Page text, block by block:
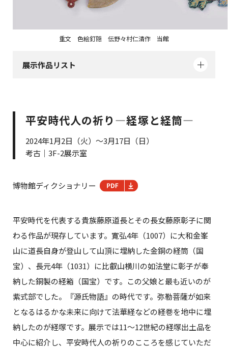
重文 色絵釘隠 伝野々村仁清作 当館
展示作品リスト
平安時代人の祈り―経塚と経筒―
2024年1月2日（火）～3月17日（日）
考古｜3F-2展示室
博物館ディクショナリー
平安時代を代表する貴族藤原道長とその長女藤原彰子に関
わる作品が現存しています。寛弘4年（1007）に大和金峯
山に道長自身が登山して山頂に埋納した金銅の経筒（国
宝）、長元4年（1031）に比叡山横川の如法堂に彰子が奉
納した銅製の経箱（国宝）です。この父娘と最も近いのが
紫式部でした。『源氏物語』の時代です。弥勒菩薩が如来
となるはるかな未来に向けて法華経などの経巻を地中に埋
納したのが経塚です。展示では11～12世紀の経塚出土品を
中心に紹介し、平安時代人の祈りのこころを感じていただ